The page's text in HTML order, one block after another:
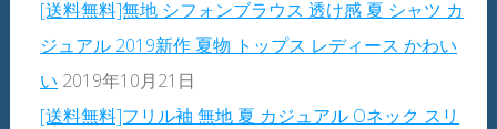
[送料無料]無地 シフォンブラウス 透け感 夏 シャツ カ
ジュアル 2019新作 夏物 トップス レディース かわい
い 2019年10月21日
[送料無料]フリル袖 無地 夏 カジュアル Oネック スリ